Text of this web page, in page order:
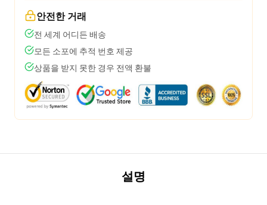
안전한 거래
전 세계 어디든 배송
모든 소포에 추적 번호 제공
상품을 받지 못한 경우 전액 환불
설명